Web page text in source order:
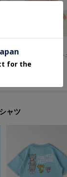
¥891
ャツ